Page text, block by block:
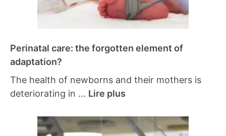
Perinatal care: the forgotten element of
adaptation?
The health of newborns and their mothers is
deteriorating in ... Lire plus